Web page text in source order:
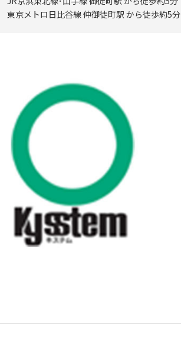
東京メトロ日比谷線 仲御徒町駅 から徒歩約5分